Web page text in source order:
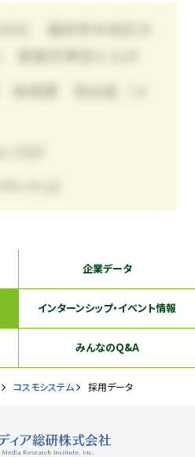
企業データ
インターンシップ・イベント情報
みんなのQ&A
コスモシステム 採用データ